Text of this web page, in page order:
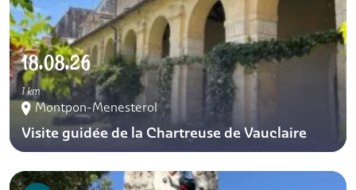
18.08.26
1 km
Montpon-Menesterol
Visite guidée de la Chartreuse de Vauclaire